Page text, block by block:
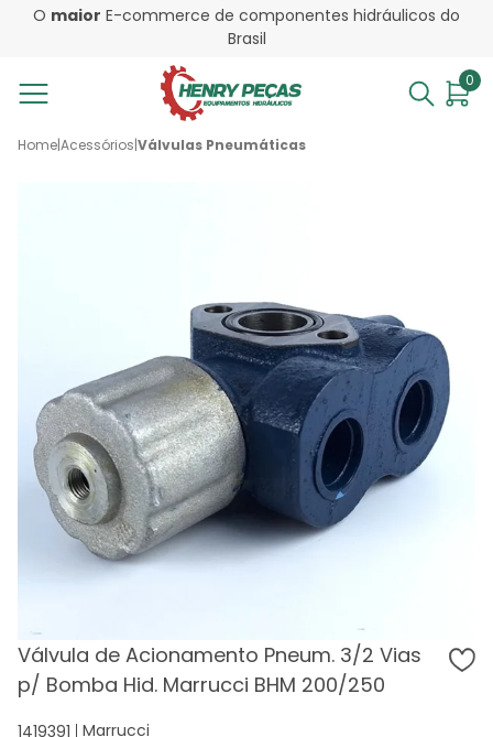
O maior E-commerce de componentes hidráulicos do
Brasil
0
Home|Acessórios|Válvulas Pneumáticas
Válvula de Acionamento Pneum. 3/2 Vias
p/ Bomba Hid. Marrucci BHM 200/250
1419391 Marrucci